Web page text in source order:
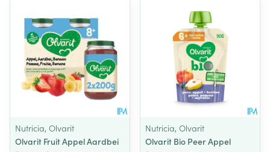
Nutricia, Olvarit
Olvarit Fruit Appel Aardbei
Nutricia, Olvarit
Olvarit Bio Peer Appel